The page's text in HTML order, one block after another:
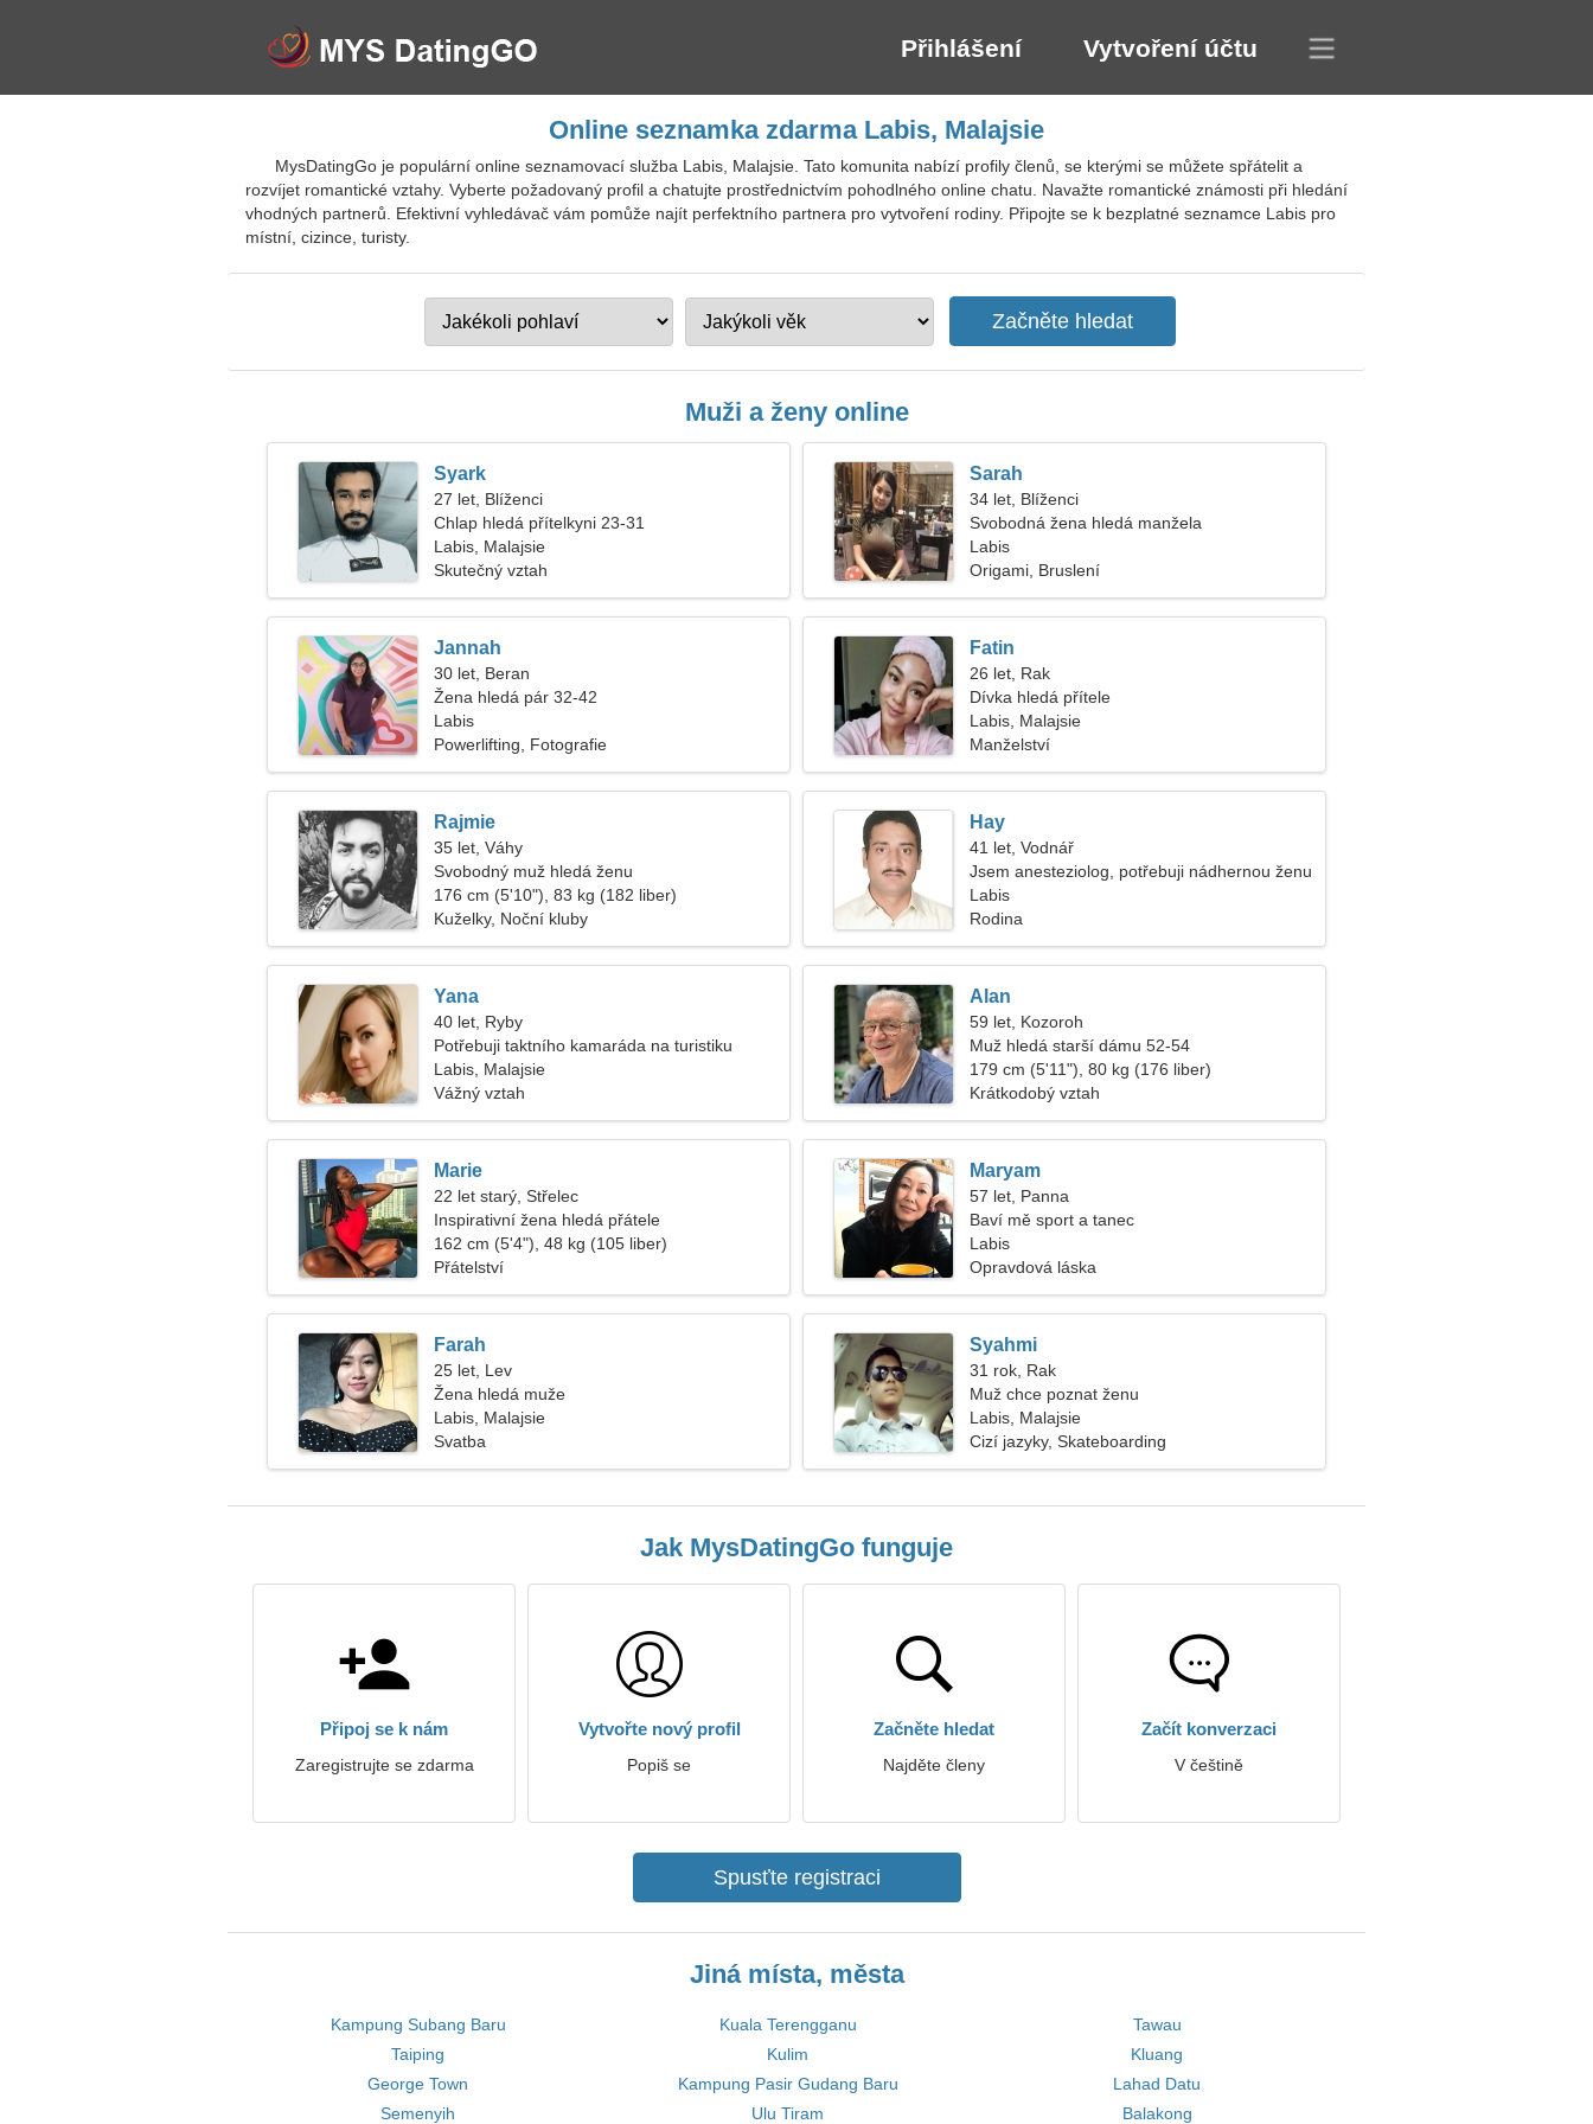
Přihlášení Vytvoření účtu
Online seznamka zdarma Labis, Malajsie
MysDatingGo je populární online seznamovací služba Labis, Malajsie. Tato komunita nabízí profily členů, se kterými se můžete spřátelit a
rozvíjet romantické vztahy. Vyberte požadovaný profil a chatujte prostřednictvím pohodlného online chatu. Navažte romantické známosti při hledání
vhodných partnerů. Efektivní vyhledávač vám pomůže najít perfektního partnera pro vytvoření rodiny. Připojte se k bezplatné seznamce Labis pro
místní, cizince, turisty.
Muži a ženy online
Syark
27 let, Blíženci
Chlap hledá přítelkyni 23-31
Labis, Malajsie
Skutečný vztah
Sarah
34 let, Blíženci
Svobodná žena hledá manžela
Labis
Origami, Bruslení
Jannah
30 let, Beran
Žena hledá pár 32-42
Labis
Powerlifting, Fotografie
Fatin
26 let, Rak
Dívka hledá přítele
Labis, Malajsie
Manželství
Rajmie
35 let, Váhy
Svobodný muž hledá ženu
176 cm (5'10"), 83 kg (182 liber)
Kuželky, Noční kluby
Hay
41 let, Vodnář
Jsem anesteziolog, potřebuji nádhernou ženu
Labis
Rodina
Yana
40 let, Ryby
Potřebuji taktního kamaráda na turistiku
Labis, Malajsie
Vážný vztah
Alan
59 let, Kozoroh
Muž hledá starší dámu 52-54
179 cm (5'11"), 80 kg (176 liber)
Krátkodobý vztah
Marie
22 let starý, Střelec
Inspirativní žena hledá přátele
162 cm (5'4"), 48 kg (105 liber)
Přátelství
Maryam
57 let, Panna
Baví mě sport a tanec
Labis
Opravdová láska
Farah
25 let, Lev
Žena hledá muže
Labis, Malajsie
Svatba
Syahmi
31 rok, Rak
Muž chce poznat ženu
Labis, Malajsie
Cizí jazyky, Skateboarding
Jak MysDatingGo funguje
Připoj se k nám
Zaregistrujte se zdarma
Vytvořte nový profil
Popiš se
Začněte hledat
Najděte členy
Začít konverzaci
V češtině
Spusťte registraci
Jiná místa, města
Kampung Subang Baru Kuala Terengganu
Tawau
Taiping
Kulim
Kluang
George Town
Kampung Pasir Gudang Baru
Lahad Datu
Semenyih
Ulu Tiram Balakong